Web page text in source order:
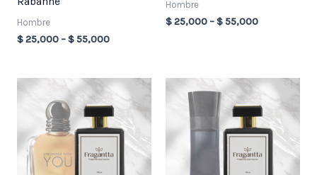
Hombre
$25,000 –$55,000
Hombre
$25,000 –$55,000
Price
$ 25,000
through
$ 55,000
Price
$ 25,000
through
$ 55,000